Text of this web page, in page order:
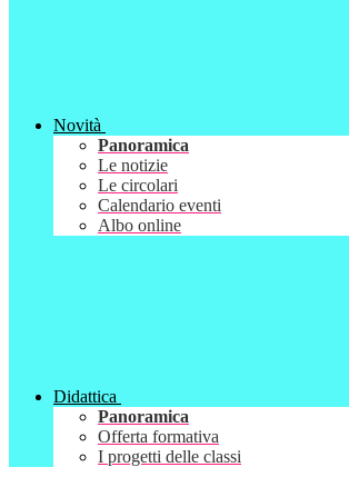
Novità
Panoramica
Le notizie
Le circolari
Calendario eventi
Albo online
Didattica
Panoramica
Offerta formativa
I progetti delle classi